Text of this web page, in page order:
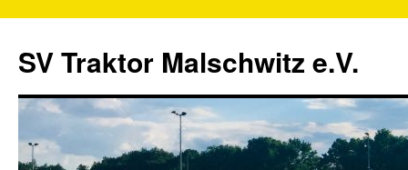
SV Traktor Malschwitz e.V.